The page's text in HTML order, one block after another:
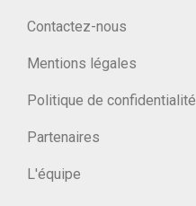
Contactez-nous
Mentions légales
Politique de confidentialité
Partenaires
L'équipe